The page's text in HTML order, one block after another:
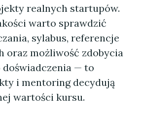
realnych startupów.
warto sprawdzić
sylabus, referencje
oraz możliwość zdobycia
— to
i mentoring decydują
wartości kursu.